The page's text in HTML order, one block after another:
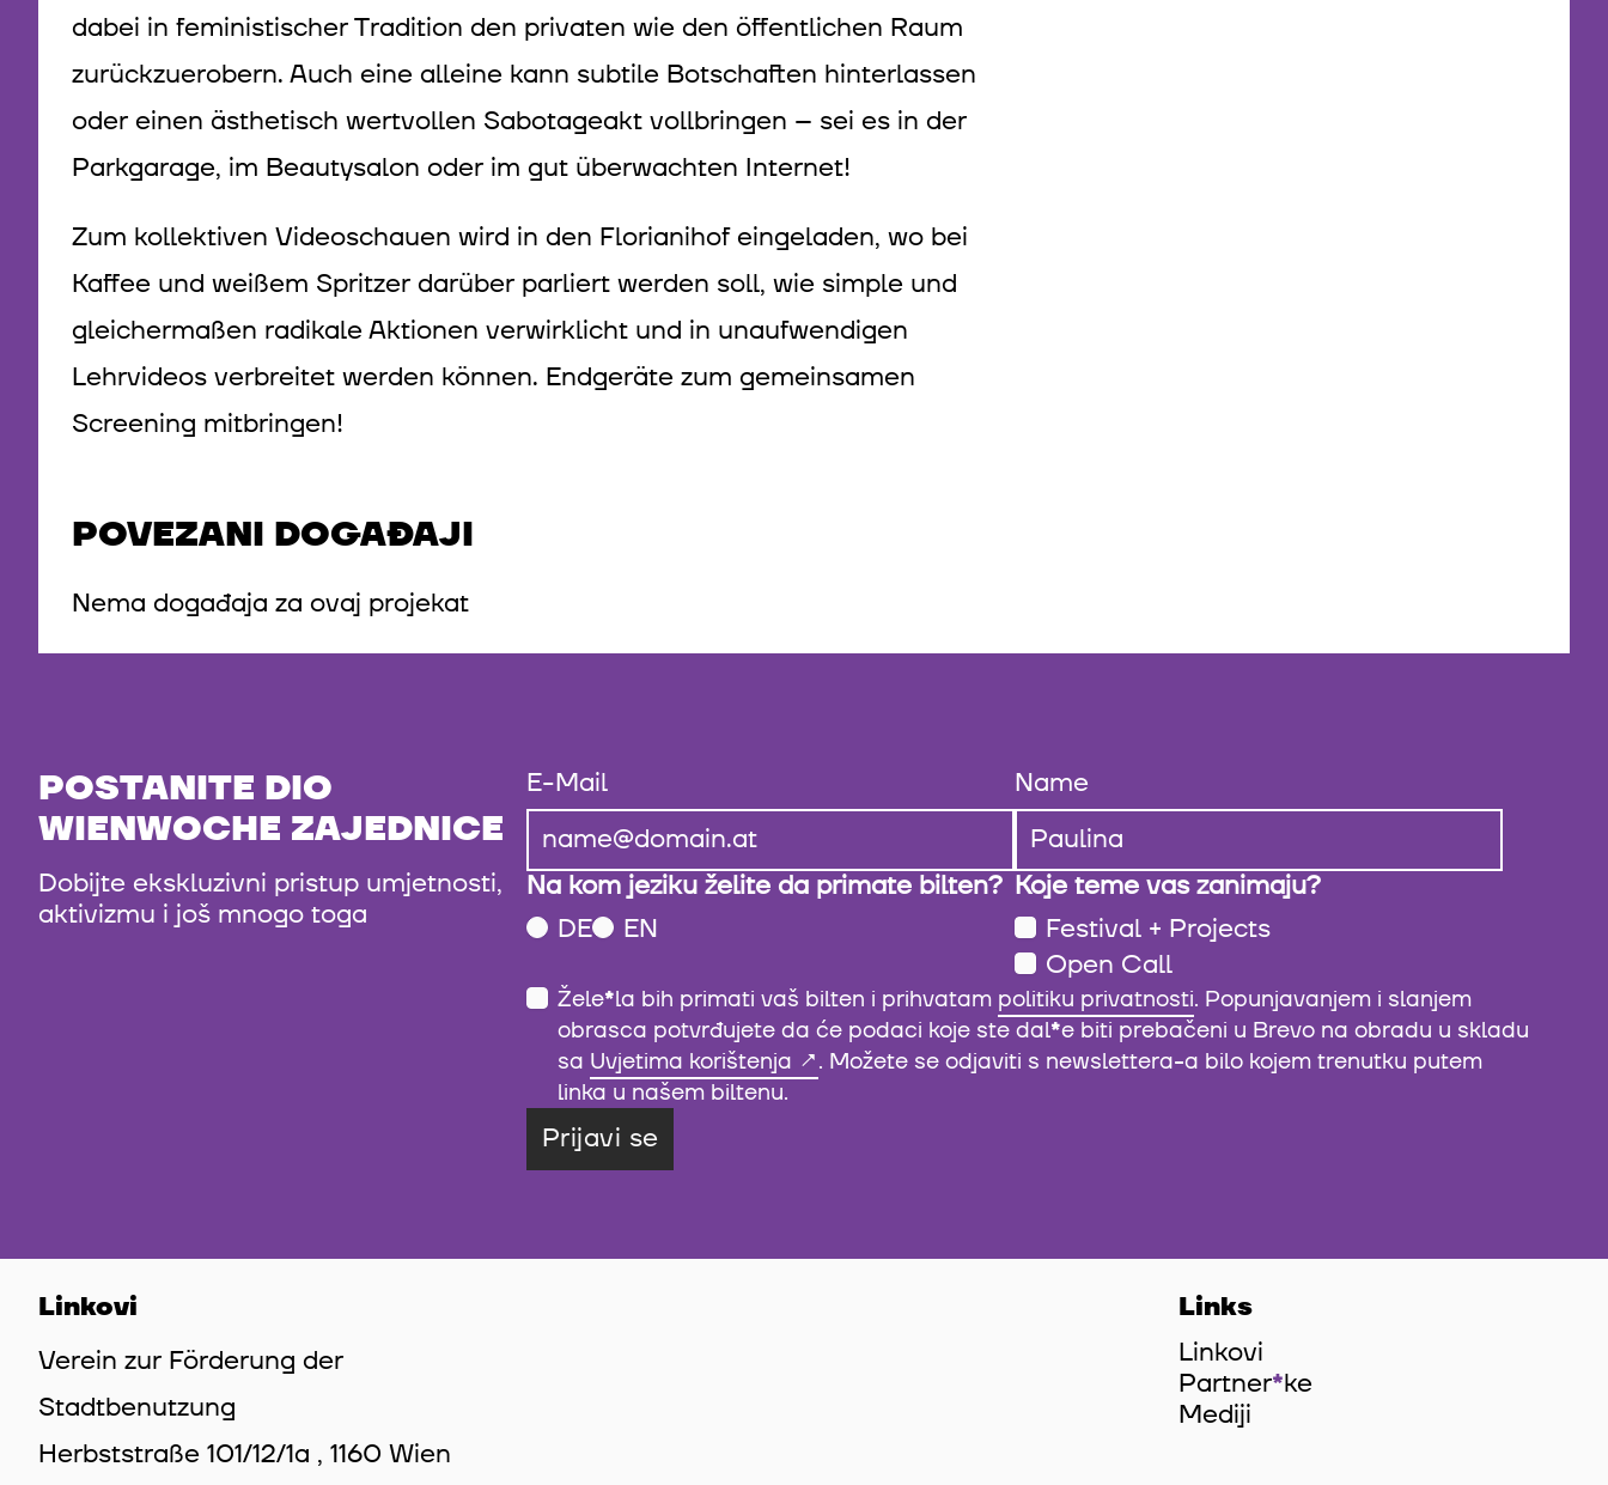
dabei in feministischer Tradition den privaten wie den öffentlichen Raum
zurückzuerobern. Auch eine alleine kann subtile Botschaften hinterlassen
oder einen ästhetisch wertvollen Sabotageakt vollbringen – sei es in der
Parkgarage, im Beautysalon oder im gut überwachten Internet!
Zum kollektiven Videoschauen wird in den Florianihof eingeladen, wo bei
Kaffee und weißem Spritzer darüber parliert werden soll, wie simple und
gleichermaßen radikale Aktionen verwirklicht und in unaufwendigen
Lehrvideos verbreitet werden können. Endgeräte zum gemeinsamen
Screening mitbringen!
POVEZANI DOGAĐAJI
Nema događaja za ovaj projekat
POSTANITE DIO
WIENWOCHE ZAJEDNICE
Dobijte ekskluzivni pristup umjetnosti,
aktivizmu i još mnogo toga
E-Mail Name
Na kom jeziku želite da primate bilten?
DE
EN
Koje teme vas zanimaju?
Festival + Projects
Open Call
Žele*la bih primati vaš bilten i prihvatam politiku privatnosti. Popunjavanjem i slanjem
obrasca potvrđujete da će podaci koje ste dal*e biti prebačeni u Brevo na obradu u skladu
sa Uvjetima korištenja
. Možete se odjaviti s newslettera-a bilo kojem trenutku putem
linka u našem biltenu.
Prijavi se
Linkovi
Verein zur Förderung der
Stadtbenutzung
Herbststraße 101/12/1a , 1160 Wien
Links
Linkovi
Partner*ke
Mediji